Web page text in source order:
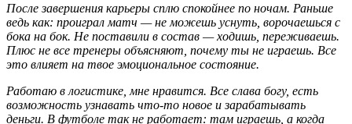
После завершения карьеры сплю спокойнее по ночам. Раньше
ведь как: проиграл матч — не можешь уснуть, ворочаешься с
бока на бок. Не поставили в состав — ходишь, переживаешь.
Плюс не все тренеры объясняют, почему ты не играешь. Все
это влияет на твое эмоциональное состояние.
Работаю в логистике, мне нравится. Все слава богу, есть
возможность узнавать что-то новое и зарабатывать
деньги. В футболе так не работает: там играешь, а когда